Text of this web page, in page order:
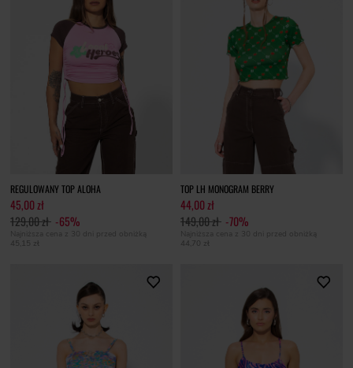
REGULOWANY TOP ALOHA
45,00 zł
129,00 zł -65%
Najniższa cena z 30 dni przed obniżką
45,15 zł
TOP LH MONOGRAM BERRY
44,00 zł
149,00 zł -70%
Najniższa cena z 30 dni przed obniżką
44,70 zł